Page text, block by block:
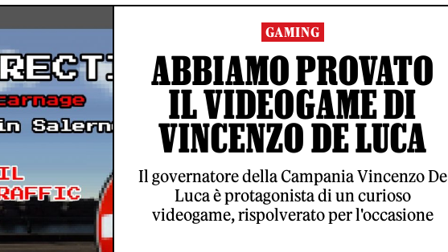
GAMING
ABBIAMO PROVATO
IL VIDEOGAME DI
VINCENZO DE LUCA
Il governatore della Campania Vincenzo De
Luca è protagonista di un curioso
videogame, rispolverato per l'occasione